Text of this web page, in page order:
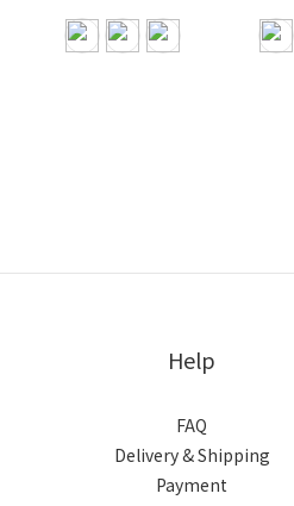
Help
FAQ
Delivery & Shipping
Payment